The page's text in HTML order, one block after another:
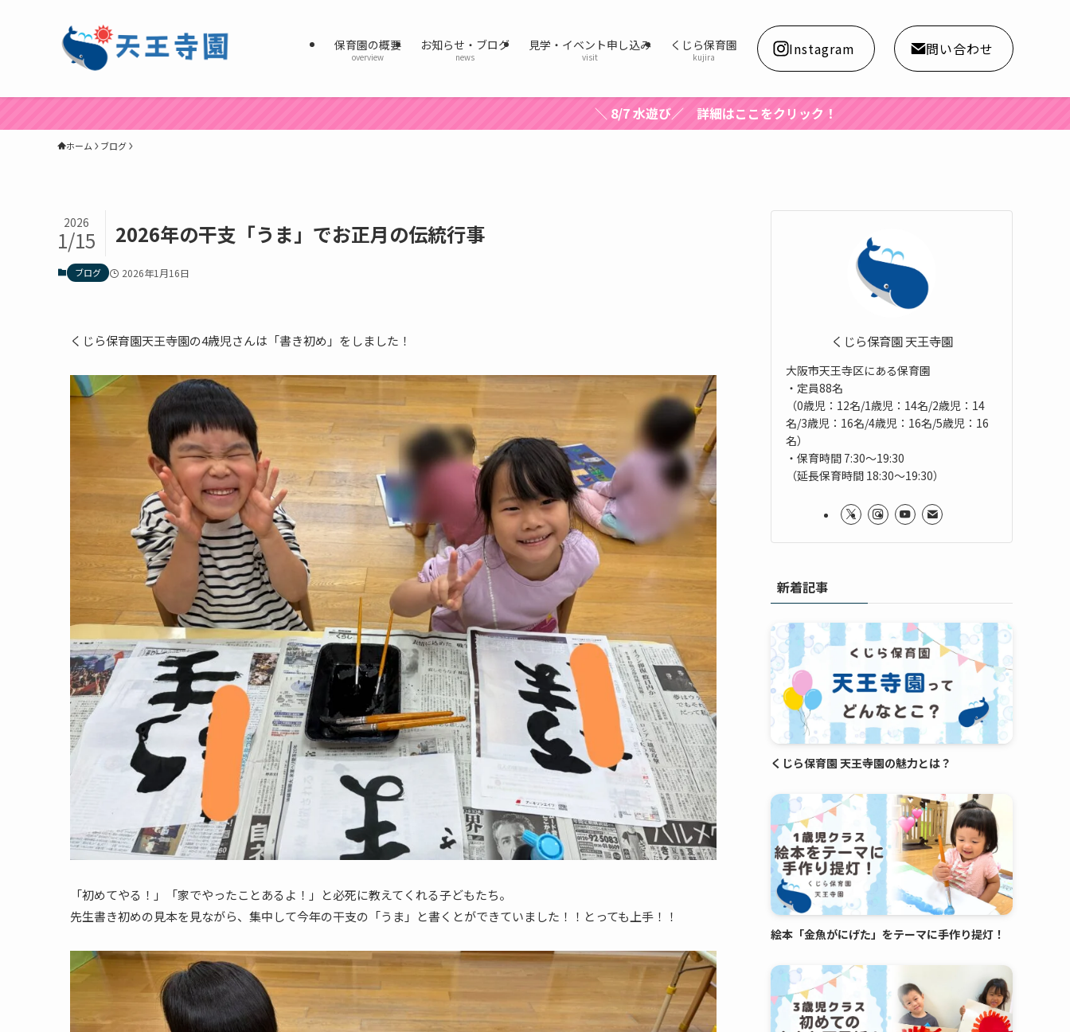
保育園の概要
overview
お知らせ・ブログ
news
見学・イベント申し込み
visit
くじら保育園
kujira Instagram 問い合わせ
＼ 8/7 水遊び／ 詳細はここをクリック！
ホーム ブログ
2026年の干支「うま」でお正月の伝統行事
2026
1/15
ブログ 2026年1月16日
くじら保育園天王寺園の4歳児さんは「書き初め」をしました！
「初めてやる！」「家でやったことあるよ！」と必死に教えてくれる子どもたち。
先生書き初めの見本を見ながら、集中して今年の干支の「うま」と書くとができていました！！とっても上手！！
くじら保育園 天王寺園
大阪市天王寺区にある保育園
・定員88名
（0歳児：12名/1歳児：14名/2歳児：14
名/3歳児：16名/4歳児：16名/5歳児：16
名）
・保育時間 7:30～19:30
（延長保育時間 18:30～19:30）
新着記事
くじら保育園 天王寺園の魅力とは？
絵本「金魚がにげた」をテーマに手作り提灯！